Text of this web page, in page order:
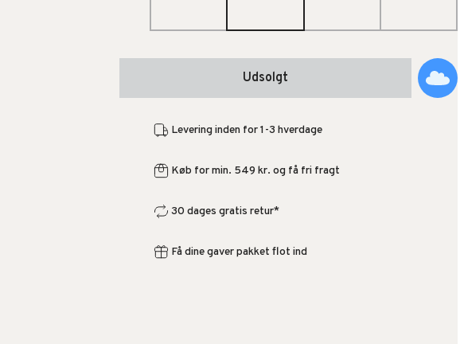
Udsolgt
Levering inden for 1-3 hverdage
Køb for min. 549 kr. og få fri fragt
30 dages gratis retur*
Få dine gaver pakket flot ind